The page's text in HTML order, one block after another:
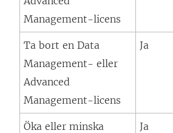
Management-licens
Ta bort en Data
Management- eller
Advanced
Management-licens
Ja
Öka eller minska
Ja